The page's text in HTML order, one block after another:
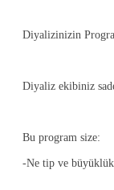
Diyalizinizin
Diyaliz ekibiniz
Bu program size:
-Ne tip ve